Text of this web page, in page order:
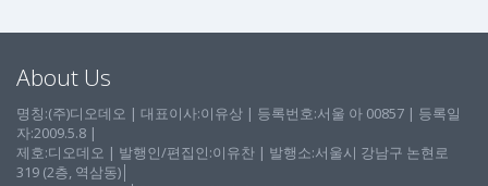
About Us
명칭:(주)디오데오 | 대표이사:이유상 | 등록번호:서울 아 00857 | 등록일
자:2009.5.8 |
제호:디오데오 | 발행인/편집인:이유찬 | 발행소:서울시 강남구 논현로
319 (2층, 역삼동)│